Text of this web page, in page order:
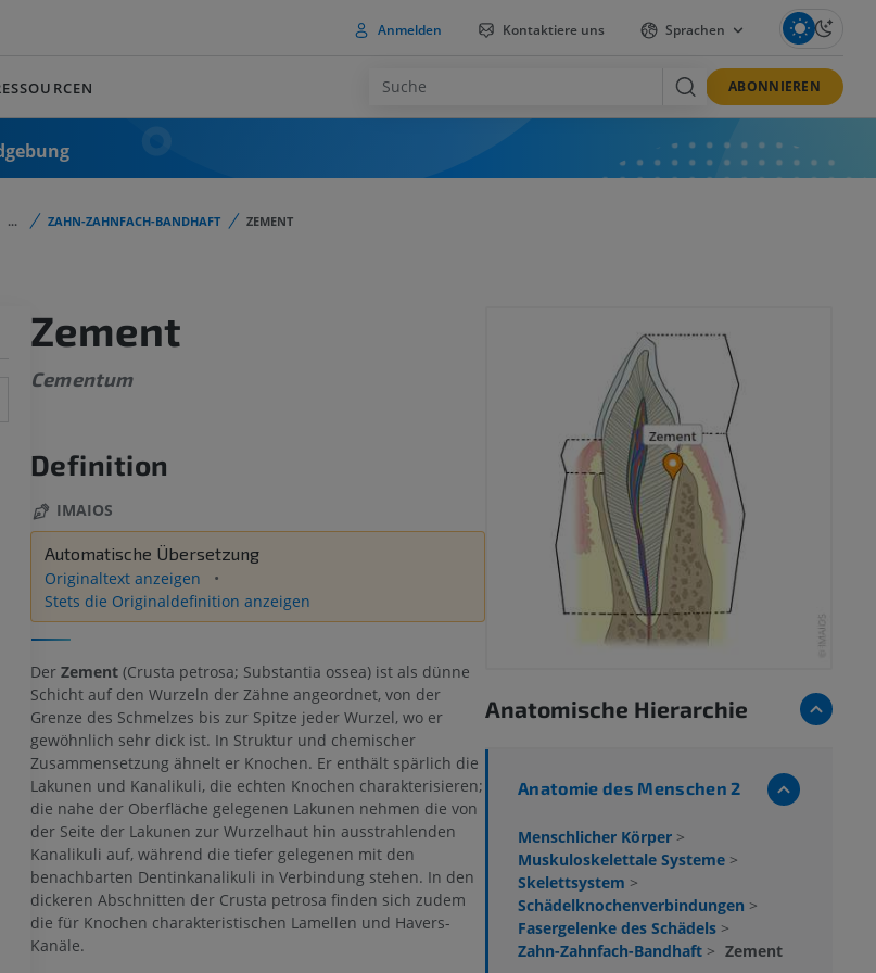
Anmelden Kontaktiere uns Sprachen
ABONNIEREN
... ZAHN-ZAHNFACH-BANDHAFT ZEMENT
Zement
Cementum
Definition
IMAIOS
Automatische Übersetzung
Originaltext anzeigen
Stets die Originaldefinition anzeigen
Der Zement(Crusta petrosa; Substantia ossea) ist als dünne
Schicht auf den Wurzeln der Zähne angeordnet, von der
Grenze des Schmelzes bis zur Spitze jeder Wurzel, wo er
gewöhnlich sehr dick ist. In Struktur und chemischer
Zusammensetzung ähnelt er Knochen. Er enthält spärlich die
Lakunen und Kanalikuli, die echten Knochen charakterisieren;
die nahe der Oberfläche gelegenen Lakunen nehmen die von
der Seite der Lakunen zur Wurzelhaut hin ausstrahlenden
Kanalikuli auf, während die tiefer gelegenen mit den
benachbarten Dentinkanalikuli in Verbindung stehen. In den
dickeren Abschnitten der Crusta petrosa finden sich zudem
die für Knochen charakteristischen Lamellen und Havers-
Kanäle.
Anatomische Hierarchie
Anatomie des Menschen 2
Menschlicher Körper >
Muskuloskelettale Systeme >
Skelettsystem >
Schädelknochenverbindungen >
Fasergelenke des Schädels >
Zahn-Zahnfach-Bandhaft > Zement